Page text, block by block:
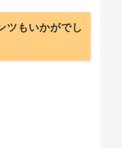
ツもいかがでし